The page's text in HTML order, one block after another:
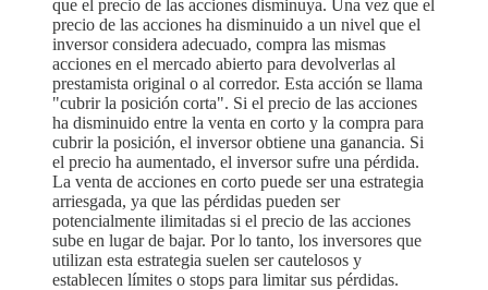
que el precio de las acciones disminuya. Una vez que el
precio de las acciones ha disminuido a un nivel que el
inversor considera adecuado, compra las mismas
acciones en el mercado abierto para devolverlas al
prestamista original o al corredor. Esta acción se llama
"cubrir la posición corta". Si el precio de las acciones
ha disminuido entre la venta en corto y la compra para
cubrir la posición, el inversor obtiene una ganancia. Si
el precio ha aumentado, el inversor sufre una pérdida.
La venta de acciones en corto puede ser una estrategia
arriesgada, ya que las pérdidas pueden ser
potencialmente ilimitadas si el precio de las acciones
sube en lugar de bajar. Por lo tanto, los inversores que
utilizan esta estrategia suelen ser cautelosos y
establecen límites o stops para limitar sus pérdidas.